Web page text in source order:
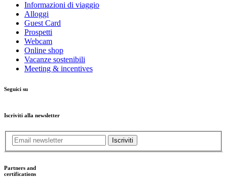
Informazioni di viaggio
Alloggi
Guest Card
Prospetti
Webcam
Online shop
Vacanze sostenibili
Meeting & incentives
Seguici su
Iscriviti alla newsletter
Iscriviti
Partners and
certifications